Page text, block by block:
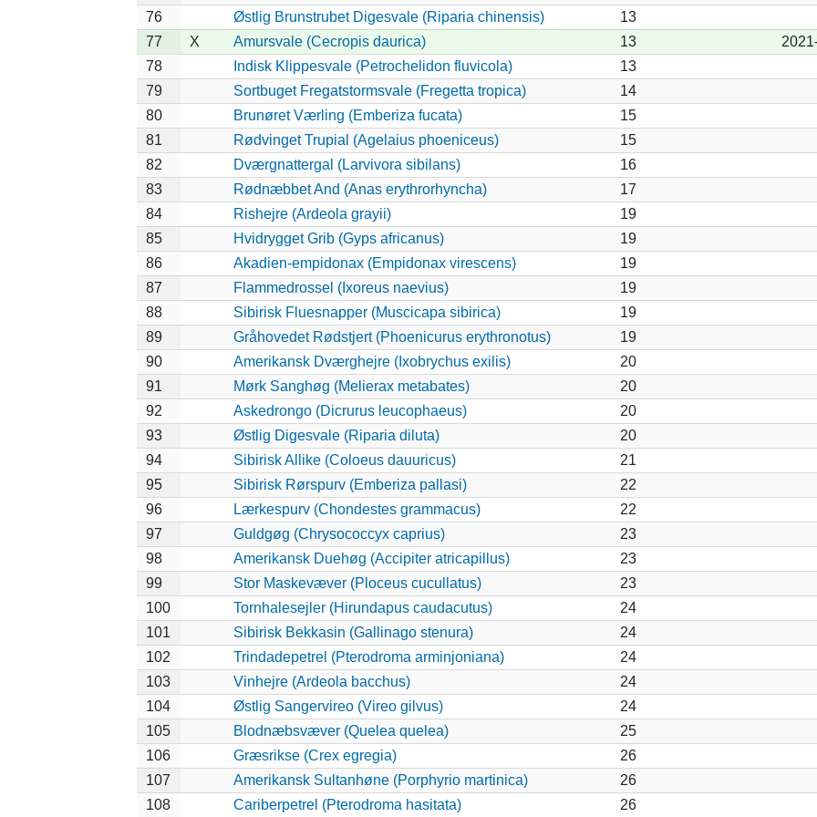
76
Østlig Brunstrubet Digesvale (Riparia chinensis)
13
77
X Amursvale (Cecropis daurica) 13
78
Indisk Klippesvale (Petrochelidon fluvicola)
13
79
Sortbuget Fregatstormsvale (Fregetta tropica)
14
80
Brunøret Værling (Emberiza fucata)
15
81
Rødvinget Trupial (Agelaius phoeniceus)
15
82
Dværgnattergal (Larvivora sibilans)
16
83
Rødnæbbet And (Anas erythrorhyncha)
17
84
Rishejre (Ardeola grayii)
19
85
Hvidrygget Grib (Gyps africanus)
19
86
Akadien-empidonax (Empidonax virescens)
19
87
Flammedrossel (Ixoreus naevius)
19
88
Sibirisk Fluesnapper (Muscicapa sibirica)
19
89
Gråhovedet Rødstjert (Phoenicurus erythronotus)
19
90
Amerikansk Dværghejre (Ixobrychus exilis)
20
91
Mørk Sanghøg (Melierax metabates)
20
92
Askedrongo (Dicrurus leucophaeus)
20
93
Østlig Digesvale (Riparia diluta)
20
94
Sibirisk Allike (Coloeus dauuricus)
21
95
Sibirisk Rørspurv (Emberiza pallasi)
22
96
Lærkespurv (Chondestes grammacus)
22
97
Guldgøg (Chrysococcyx caprius)
23
98
Amerikansk Duehøg (Accipiter atricapillus)
23
99
Stor Maskevæver (Ploceus cucullatus)
23
100
Tornhalesejler (Hirundapus caudacutus)
24
101
Sibirisk Bekkasin (Gallinago stenura)
24
102
Trindadepetrel (Pterodroma arminjoniana)
24
103
Vinhejre (Ardeola bacchus)
24
104
Østlig Sangervireo (Vireo gilvus)
24
105
Blodnæbsvæver (Quelea quelea)
25
106
Græsrikse (Crex egregia)
26
107
Amerikansk Sultanhøne (Porphyrio martinica)
26
108
Cariberpetrel (Pterodroma hasitata) 26